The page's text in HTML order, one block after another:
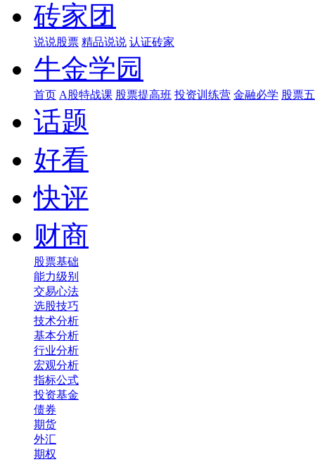
砖家团
说说股票 精品说说 认证砖家
牛金学园
首页 A股特战课 股票提高班 投资训练营 金融必学 股票
话题
好看
快评
财商
股票基础
能力级别
交易心法
选股技巧
技术分析
基本分析
行业分析
宏观分析
指标公式
投资基金
债券
期货
外汇
期权